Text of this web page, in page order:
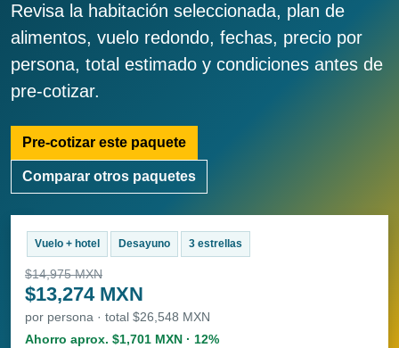
Revisa la habitación seleccionada, plan de
alimentos, vuelo redondo, fechas, precio por
persona, total estimado y condiciones antes de
pre-cotizar.
Pre-cotizar este paquete
Comparar otros paquetes
Vuelo + hotel Desayuno 3 estrellas
$14,975 MXN
$13,274 MXN
por persona · total $26,548 MXN
Ahorro aprox. $1,701 MXN · 12%